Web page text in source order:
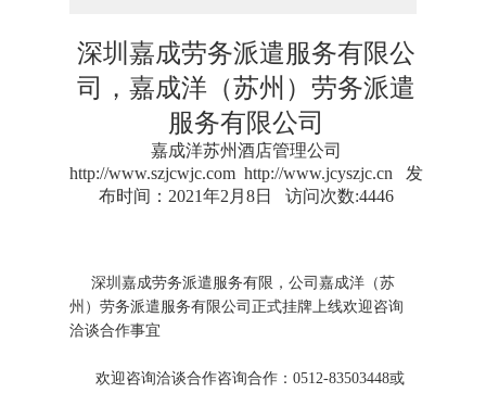
深圳嘉成劳务派遣服务有限公
司，嘉成洋（苏州）劳务派遣
服务有限公司
嘉成洋苏州酒店管理公司
http://www.szjcwjc.com http://www.jcyszjc.cn 发
布时间：2021年2月8日 访问次数:4446
深圳嘉成劳务派遣服务有限，公司嘉成洋（苏
州）劳务派遣服务有限公司正式挂牌上线欢迎咨询
洽谈合作事宜
欢迎咨询洽谈合作咨询合作：0512-83503448或